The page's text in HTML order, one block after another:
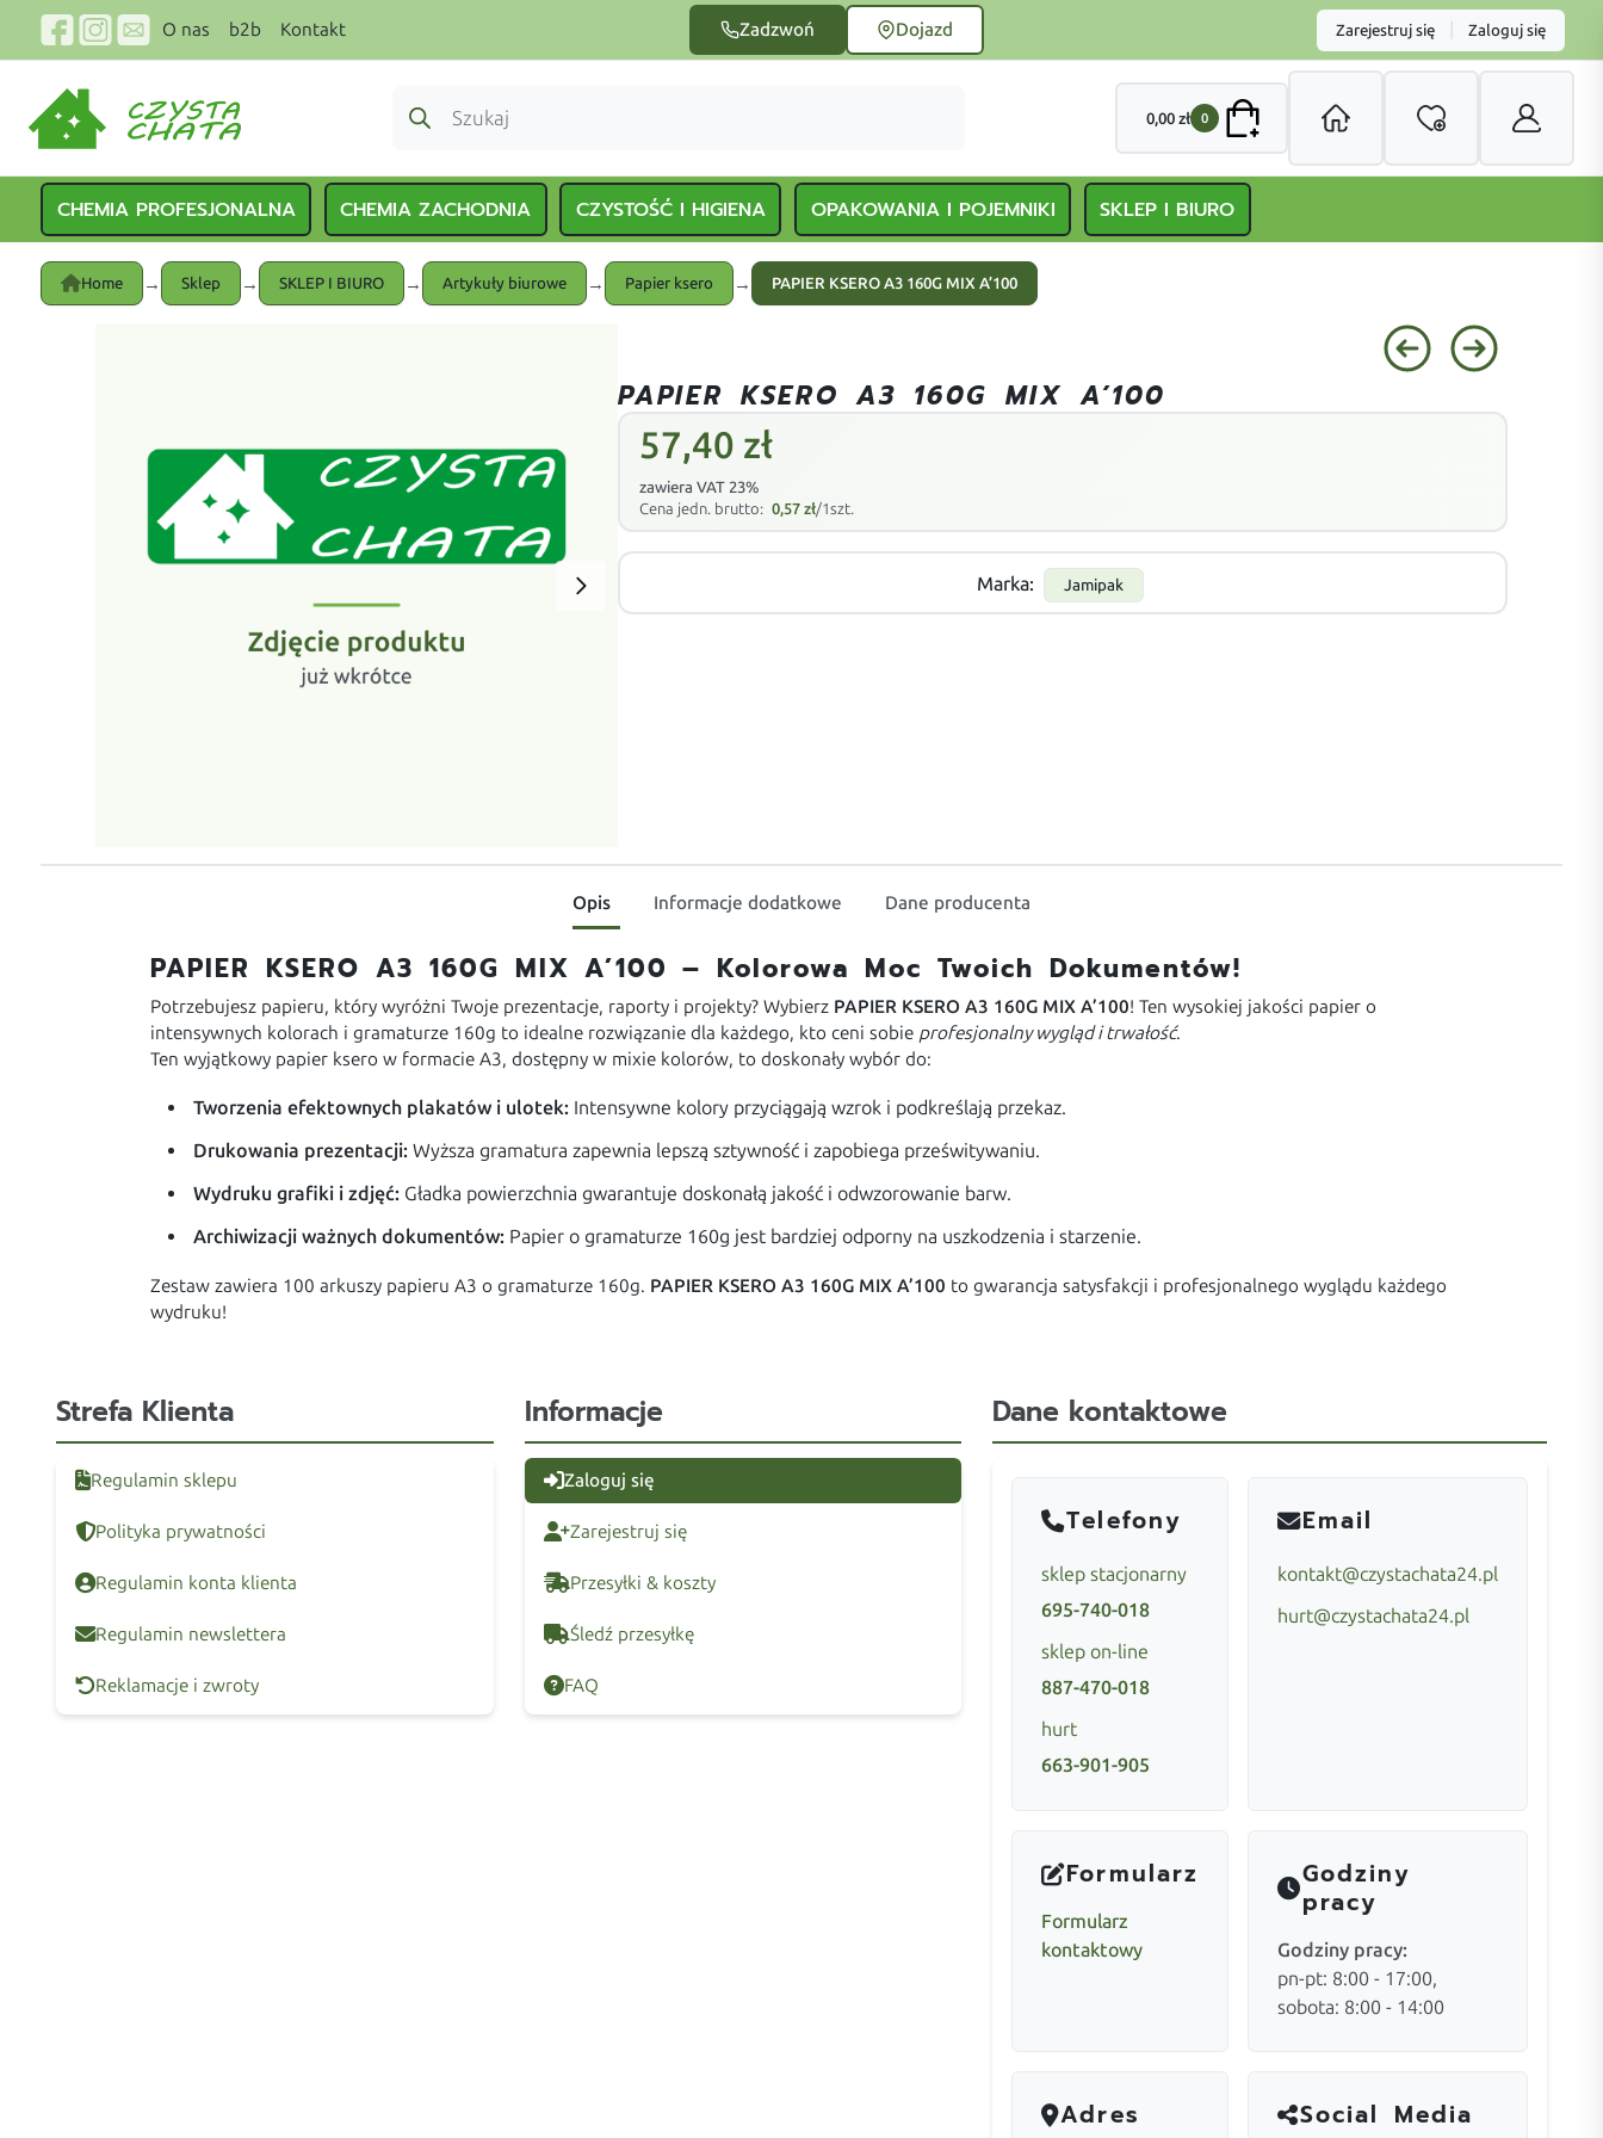
O nas b2b Kontakt Zadzwoń Dojazd Zarejestruj się Zaloguj się
0,00 zł 0
CHEMIA PROFESJONALNA CHEMIA ZACHODNIA CZYSTOŚĆ I HIGIENA OPAKOWANIA I POJEMNIKI SKLEP I BIURO
Home → Sklep → SKLEP I BIURO → Artykuły biurowe → Papier ksero → PAPIER KSERO A3 160G MIX A’100
PAPIER KSERO A3 160G MIX A’100
57,40 zł
zawiera VAT 23%
Cena jedn. brutto: 0,57zł/1szt.
Marka: Jamipak
Opis Informacje dodatkowe Dane producenta
PAPIER KSERO A3 160G MIX A’100 – Kolorowa Moc Twoich Dokumentów!
Potrzebujesz papieru, który wyróżni Twoje prezentacje, raporty i projekty? Wybierz PAPIER KSERO A3 160G MIX A’100! Ten wysokiej jakości papier o
intensywnych kolorach i gramaturze 160g to idealne rozwiązanie dla każdego, kto ceni sobie profesjonalny wygląd i trwałość.
Ten wyjątkowy papier ksero w formacie A3, dostępny w mixie kolorów, to doskonały wybór do:
Tworzenia efektownych plakatów i ulotek: Intensywne kolory przyciągają wzrok i podkreślają przekaz.
Drukowania prezentacji: Wyższa gramatura zapewnia lepszą sztywność i zapobiega prześwitywaniu.
Wydruku grafiki i zdjęć: Gładka powierzchnia gwarantuje doskonałą jakość i odwzorowanie barw.
Archiwizacji ważnych dokumentów: Papier o gramaturze 160g jest bardziej odporny na uszkodzenia i starzenie.
Zestaw zawiera 100 arkuszy papieru A3 o gramaturze 160g. PAPIER KSERO A3 160G MIX A’100 to gwarancja satysfakcji i profesjonalnego wyglądu każdego
wydruku!
Strefa Klienta
Regulamin sklepu
Polityka prywatności
Regulamin konta klienta
Regulamin newslettera
Reklamacje i zwroty
Informacje
Zaloguj się
Zarejestruj się
Przesyłki & koszty
Śledź przesyłkę
FAQ
Dane kontaktowe
Telefony
sklep stacjonarny
695-740-018
sklep on-line
887-470-018
hurt
663-901-905
Email
kontakt@czystachata24.pl
hurt@czystachata24.pl
Formularz
Formularz
kontaktowy
Godziny
pracy
Godziny pracy:
pn-pt: 8:00 - 17:00,
sobota: 8:00 - 14:00
Adres Social Media